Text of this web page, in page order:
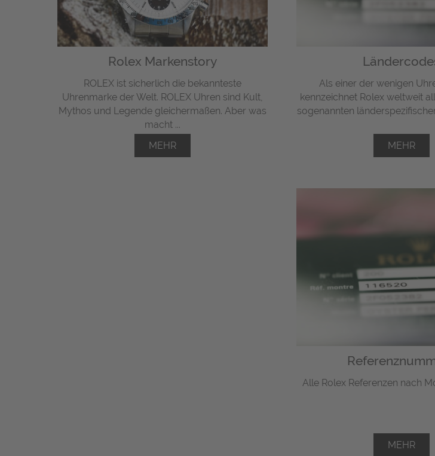
Rolex Markenstory
ROLEX ist sicherlich die bekannteste
Uhrenmarke der Welt. ROLEX Uhren sind Kult,
Mythos und Legende gleichermaßen. Aber was
macht ...
MEHR
Als einer der wenigen
kennzeichnet Rolex weltweit
sogenannten
MEHR
Alle Rolex Referenzen nach
MEHR